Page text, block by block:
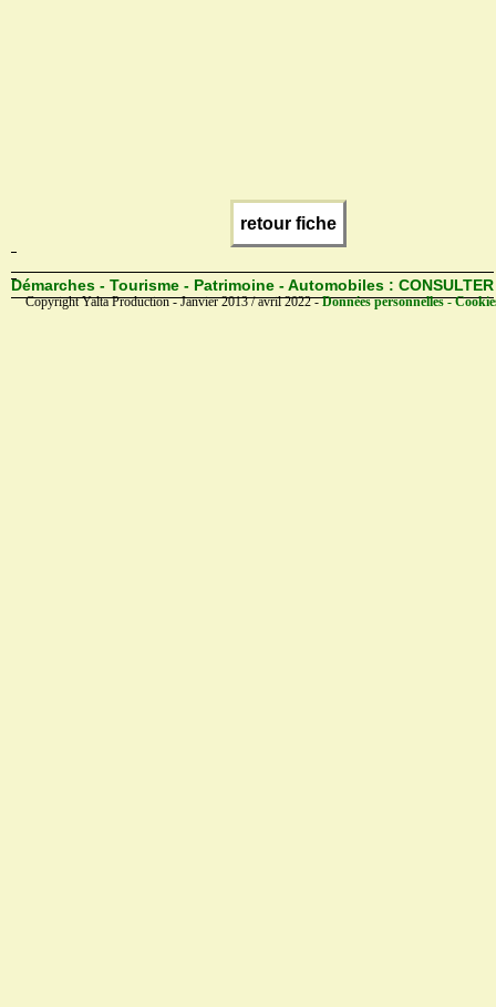
retour fiche
Démarches - Tourisme - Patrimoine - Automobiles : CONSULTER
Copyright Yalta Production - Janvier 2013 / avril 2022 -Données personnelles -